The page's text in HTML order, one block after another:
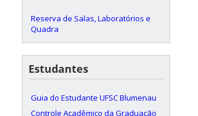
Reserva de Salas, Laboratórios e
Quadra
Estudantes
Guia do Estudante UFSC Blumenau
Controle Acadêmico da Graduação